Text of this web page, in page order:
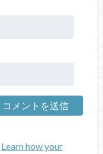
Learn how your